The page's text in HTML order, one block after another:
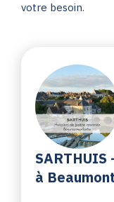
votre besoin.
à